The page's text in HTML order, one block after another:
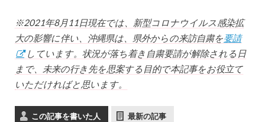
※2021年8月11日現在では、新型コロナウイルス感染拡
大の影響に伴い、沖縄県は、県外からの来訪自粛を要請
しています。状況が落ち着き自粛要請が解除される日
まで、未来の行き先を思案する目的で本記事をお役立て
いただければと思います。
この記事を書いた人 最新の記事